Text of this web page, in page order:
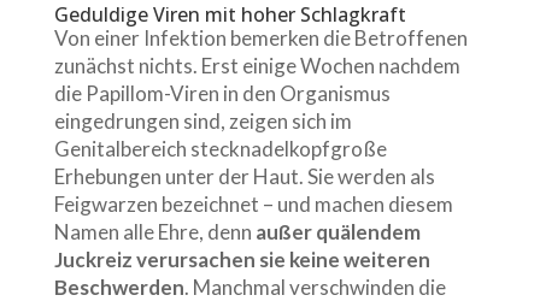
Geduldige Viren mit hoher Schlagkraft
Von einer Infektion bemerken die Betroffenen
zunächst nichts. Erst einige Wochen nachdem
die Papillom-Viren in den Organismus
eingedrungen sind, zeigen sich im
Genitalbereich stecknadelkopfgroße
Erhebungen unter der Haut. Sie werden als
Feigwarzen bezeichnet – und machen diesem
Namen alle Ehre, denn außer quälendem
Juckreiz verursachen sie keine weiteren
Beschwerden. Manchmal verschwinden die